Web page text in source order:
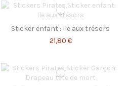
Sticker enfant : Ile aux trésors
21,80 €